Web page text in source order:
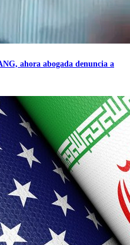
ahora abogada denuncia a